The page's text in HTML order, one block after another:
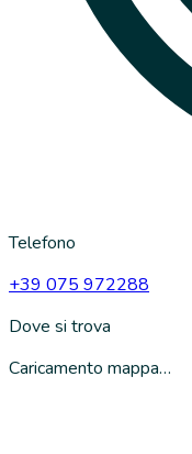
Telefono
+39 075 972288
Dove si trova
Caricamento mappa…